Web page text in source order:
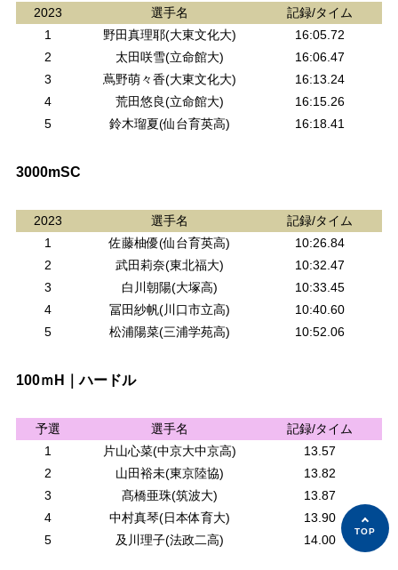
2023 選手名
記録/タイム
1
野田真理耶(大東文化大)
16:05.72
2
太田咲雪(立命館大)
16:06.47
3
蔦野萌々香(大東文化大)
16:13.24
4
荒田悠良(立命館大)
16:15.26
5
鈴木瑠夏(仙台育英高) 16:18.41
3000mSC
2023 選手名
記録/タイム
1
佐藤柚優(仙台育英高)
10:26.84
2
武田莉奈(東北福大)
10:32.47
3
白川朝陽(大塚高)
10:33.45
4
冨田紗帆(川口市立高)
10:40.60
5
松浦陽菜(三浦学苑高) 10:52.06
100ｍH｜ハードル
予選 選手名
記録/タイム
1
片山心菜(中京大中京高)
13.57
2
山田裕未(東京陸協)
13.82
3
髙橋亜珠(筑波大)
13.87
4
中村真琴(日本体育大)
13.90
5
及川理子(法政二高) 14.00